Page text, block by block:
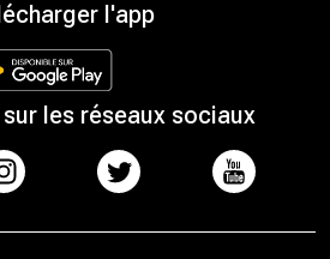
l'app
les réseaux sociaux